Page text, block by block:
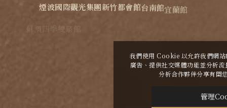
煙波國際觀光集團新竹都會館台南館宜蘭館
蘇澳四季雙泉館
Copyright All
我們使用 Cookie 以允許我們網
廣告、提供社交媒體功能並分析
分析合作夥伴分享有關
管理